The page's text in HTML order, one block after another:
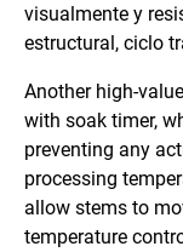
visualmente y
estructural, ciclo
Another high-
with soak timer,
preventing any
processing
allow stems to
temperature